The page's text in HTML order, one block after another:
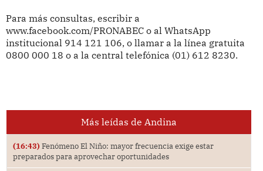
Para más consultas, escribir a
www.facebook.com/PRONABEC o al WhatsApp
institucional 914 121 106, o llamar a la línea gratuita
0800 000 18 o a la central telefónica (01) 612 8230.
Más leídas de Andina
(16:43) Fenómeno El Niño: mayor frecuencia exige estar
preparados para aprovechar oportunidades